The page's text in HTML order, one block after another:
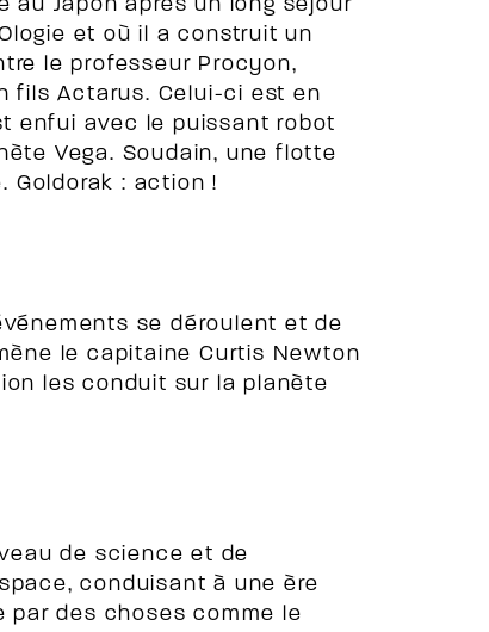
au Japon après un long séjour
et où il a construit un
le professeur Procyon,
fils Actarus. Celui-ci est en
enfui avec le puissant robot
Vega. Soudain, une flotte
Goldorak : action !
se déroulent et de
le capitaine Curtis Newton
les conduit sur la planète
de science et de
conduisant à une ère
par des choses comme le